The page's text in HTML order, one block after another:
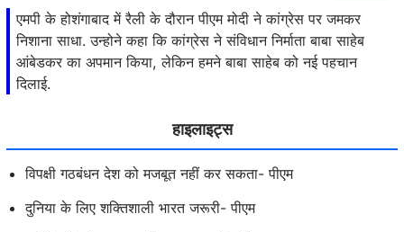
एमपी के होशंगाबाद में रैली के दौरान पीएम मोदी ने कांग्रेस पर जमकर
निशाना साधा. उन्होने कहा कि कांग्रेस ने संविधान निर्माता बाबा साहेब
आंबेडकर का अपमान किया, लेकिन हमने बाबा साहेब को नई पहचान
दिलाई.
हाइलाइट्स
विपक्षी गठबंधन देश को मजबूत नहीं कर सकता- पीएम
दुनिया के लिए शक्तिशाली भारत जरूरी- पीएम